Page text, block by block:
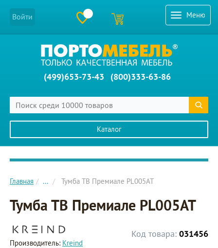
Меню
Войти
(499)653-73-43 (800)333-63-86
Каталог
Главное меню сайта
Главная ... Тумба ТВ Премиале PL005AT
Тумба ТВ Премиале PL005AT
Код товара: 031456
Производитель: Kreind